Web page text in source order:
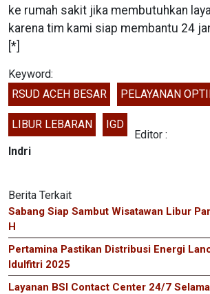
ke rumah sakit jika membutuhkan
karena tim kami siap membantu 24
[*]
Keyword:
RSUD ACEH BESAR
PELAYANAN
LIBUR LEBARAN IGD
Editor :
Indri
Berita Terkait
Sabang Siap Sambut Wisatawan Libur
H
Pertamina Pastikan Distribusi Energi
Idulfitri 2025
Layanan BSI Contact Center 24/7